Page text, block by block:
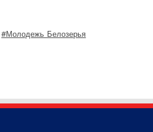
#Молодежь_Белозерья